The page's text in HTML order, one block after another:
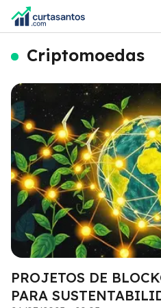
Criptomoedas
PROJETOS DE
PARA